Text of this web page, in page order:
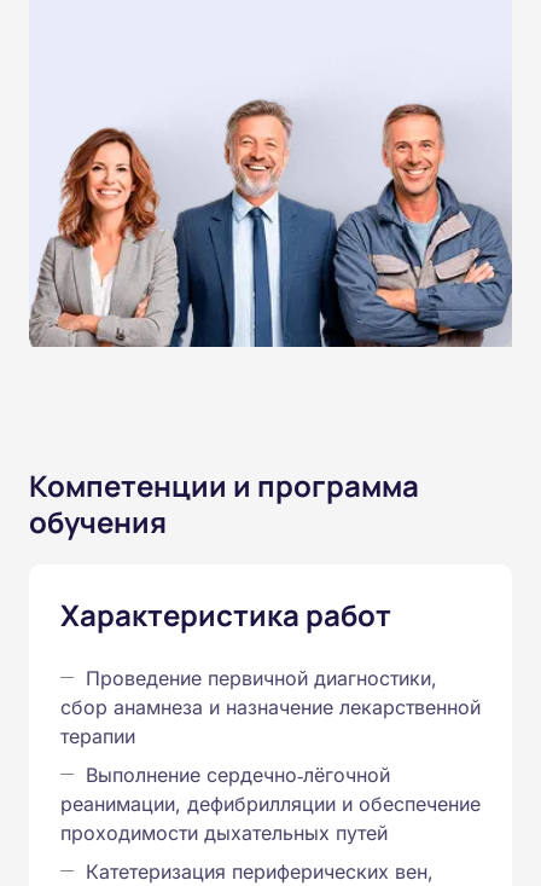
Компетенции и программа
обучения
Характеристика работ
Проведение первичной диагностики,
сбор анамнеза и назначение лекарственной
терапии
Выполнение сердечно‑лёгочной
реанимации, дефибрилляции и обеспечение
проходимости дыхательных путей
Катетеризация периферических вен,